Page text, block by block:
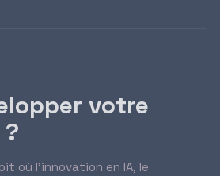
votre
où l’innovation en IA, le